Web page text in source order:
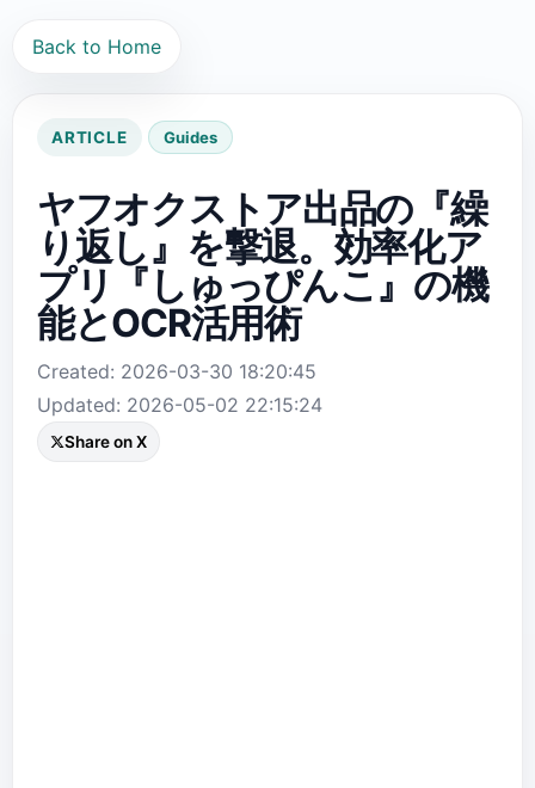
Back to Home
ARTICLE Guides
ヤフオクストア出品の『繰
り返し』を撃退。効率化ア
プリ『しゅっぴんこ』の機
能とOCR活用術
Created: 2026-03-30 18:20:45
Updated: 2026-05-02 22:15:24
Share on X